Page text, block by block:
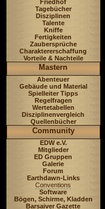
Friedhof
Tagebücher
Disziplinen
Talente
Kniffe
Fertigkeiten
Zaubersprüche
Charaktererschaffung
Vorteile & Nachteile
Mastern
Abenteuer
Gebäude und Material
Spielleiter Tipps
Regelfragen
Wertetabellen
Disziplinenvergleich
Quellenbücher
Community
EDW e.V.
Mitglieder
ED Gruppen
Galerie
Forum
Earthdawn-Links
Conventions
Software
Bögen, Schirme, Kladden
Barsaiver Gazette